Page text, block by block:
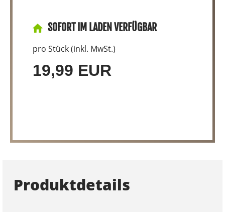
SOFORT IM LADEN VERFÜGBAR
pro Stück (inkl. MwSt.)
19,99 EUR
Produktdetails